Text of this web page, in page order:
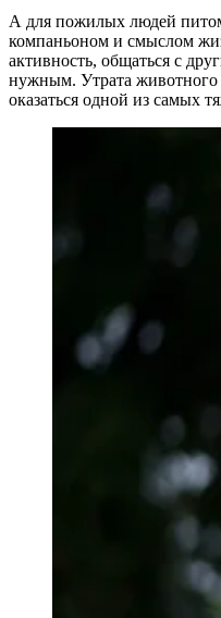
А для пожилых людей
компаньоном и смыслом
активность, общаться с
нужным. Утрата
оказаться одной из самых